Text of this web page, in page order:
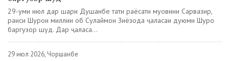
29-уми июл дар шаҳри Душанбе таҳти раёсати муовини Сарвазир,
раиси Шурои миллии об Сулаймон Зиёзода ҷаласаи дуюми Шуро
баргузор шуд. Дар ҷаласа...
29 июл 2026, Чоршанбе